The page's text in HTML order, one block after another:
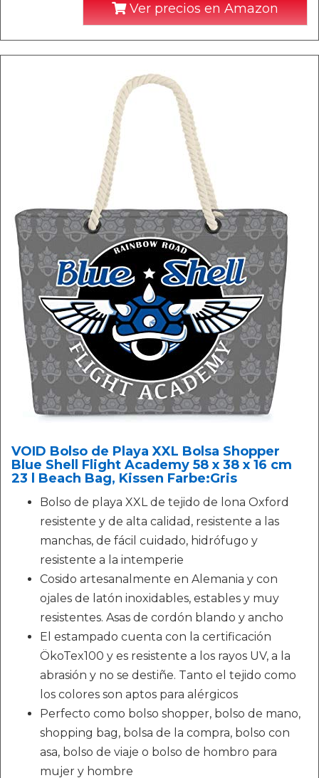
Ver precios en Amazon
VOID Bolso de Playa XXL Bolsa Shopper
Blue Shell Flight Academy 58 x 38 x 16 cm
23 l Beach Bag, Kissen Farbe:Gris
Bolso de playa XXL de tejido de lona Oxford
resistente y de alta calidad, resistente a las
manchas, de fácil cuidado, hidrófugo y
resistente a la intemperie
Cosido artesanalmente en Alemania y con
ojales de latón inoxidables, estables y muy
resistentes. Asas de cordón blando y ancho
El estampado cuenta con la certificación
ÖkoTex100 y es resistente a los rayos UV, a la
abrasión y no se destiñe. Tanto el tejido como
los colores son aptos para alérgicos
Perfecto como bolso shopper, bolso de mano,
shopping bag, bolsa de la compra, bolso con
asa, bolso de viaje o bolso de hombro para
mujer y hombre